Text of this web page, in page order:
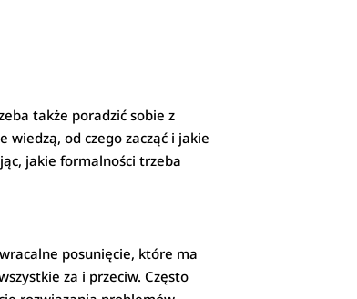
także poradzić sobie z
wiedzą, od czego zacząć i jakie
jakie formalności trzeba
posunięcie, które ma
za i przeciw. Często